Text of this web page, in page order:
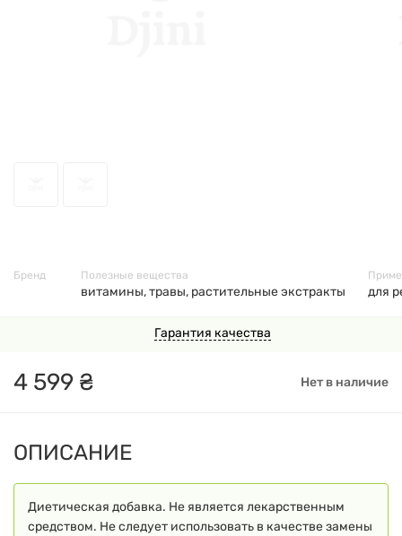
Гарантия качества
4 599 ₴ Нет в наличие
Бренд Полезные вещества
витамины, травы, растительные экстракты для
ОПИСАНИЕ
Диетическая добавка. Не является лекарственным
средством. Не следует использовать в качестве замены